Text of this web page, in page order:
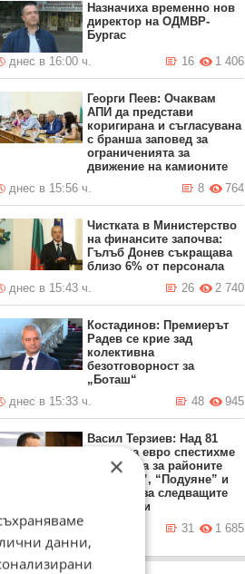
Назначиха временно нов
директор на ОДМВР-
Бургас
днес в 16:00 ч.
1 406
16
Георги Пеев: Очаквам
АПИ да представи
коригирана и съгласувана
с бранша заповед за
ограниченията за
движение на камионите
днес в 15:56 ч.
764
8
Чистката в Министерство
на финансите започва:
Гълъб Донев съкращава
близо 6% от персонала
днес в 15:43 ч.
2 740
26
Костадинов: Премиерът
Радев се крие зад
колективна
безотговорност за
„Боташ“
днес в 15:33 ч.
945
48
Васил Терзиев: Над 81
милиона евро спестихме
от чистота за районите
“Слатина”, “Подуяне” и
“Изгрев” за следващите
пет години
днес в 15:19 ч.
1 685
31
×
данни,